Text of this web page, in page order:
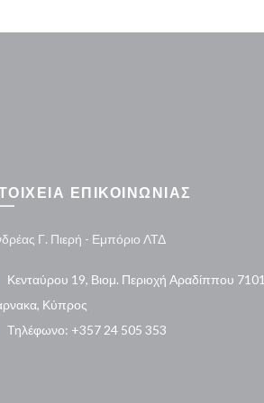
ΕΠΙΚΟΙΝΩΝΙΑΣ
Γ. Πιερή - Εμπόριο ΛΤΔ
Κενταύρου 19, Βιομ. Περιοχή Αραδίππου 7101
Κύπρος
Τηλέφωνο: +357 24 505 353